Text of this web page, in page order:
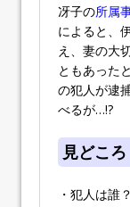
冴子の所属
によると、
え、妻の大
ともあった
の犯人が逮
べるが…!?
見どころ
・犯人は誰？